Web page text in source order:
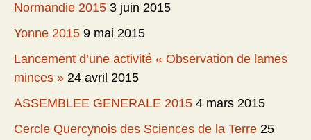
Normandie 2015 3 juin 2015
Yonne 2015 9 mai 2015
Lancement d’une activité « Observation de lames
minces » 24 avril 2015
ASSEMBLEE GENERALE 2015 4 mars 2015
Cercle Quercynois des Sciences de la Terre 25